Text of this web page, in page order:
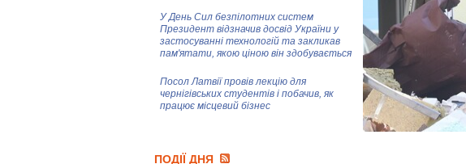
У День Сил безпілотних систем
Президент відзначив досвід України у
застосуванні технологій та закликав
пам'ятати, якою ціною він здобувається
Посол Латвії провів лекцію для
чернігівських студентів і побачив, як
працює місцевий бізнес
колекцію про війну, емоції та тварин
ПОДІЇ ДНЯ